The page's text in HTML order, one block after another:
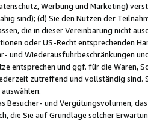
Werbung und Marketing)
sind); (d) Sie den Nutzen der
die in dieser Vereinbarung nicht
oder US-Recht entsprechenden
und Wiederausfuhrbeschränkungen
entsprechen und ggf. für die Waren,
zutreffend und vollständig sind.
und Vergütungsvolumen,
die Sie auf Grundlage solcher